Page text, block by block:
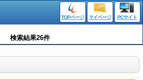
TOPページ マイページ PCサイト
検索結果26件